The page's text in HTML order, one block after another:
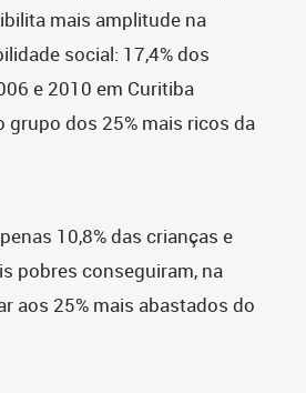
mais amplitude na
social: 17,4% dos
e 2010 em Curitiba
grupo dos 25% mais ricos da
10,8% das crianças e
pobres conseguiram, na
aos 25% mais abastados do